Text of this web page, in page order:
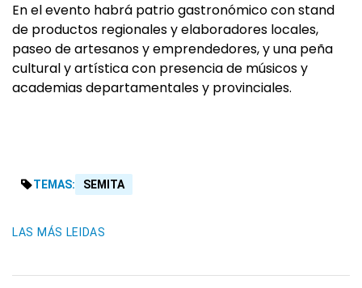
En el evento habrá patrio gastronómico con stand
de productos regionales y elaboradores locales,
paseo de artesanos y emprendedores, y una peña
cultural y artística con presencia de músicos y
academias departamentales y provinciales.
TEMAS: SEMITA
LAS MÁS LEIDAS